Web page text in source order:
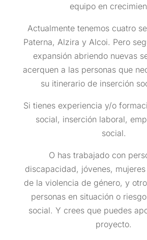
equipo en
Actualmente tenemos cuatro
Paterna, Alzira y Alcoi. Pero
expansión abriendo nuevas
acerquen a las personas que
su itinerario de inserción
Si tienes experiencia y/o
social, inserción laboral,
social.
O has trabajado con
discapacidad, jóvenes,
de la violencia de género, y
personas en situación o
social. Y crees que puedes
proyecto.